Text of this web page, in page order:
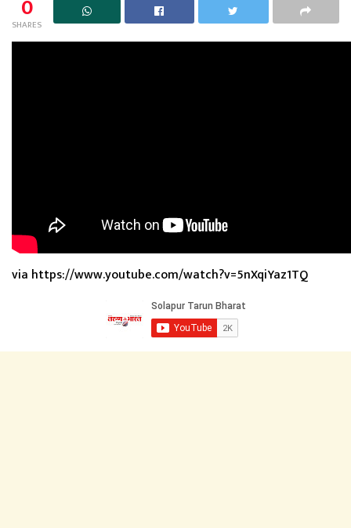
0
SHARES
via https://www.youtube.com/watch?v=5nXqiYaz1TQ